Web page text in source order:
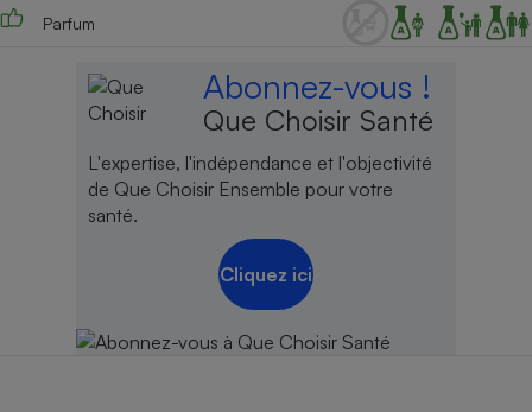
Parfum
Abonnez-vous !
Que Choisir Santé
L'expertise, l'indépendance et l'objectivité
de Que Choisir Ensemble pour votre
santé.
Cliquez ici